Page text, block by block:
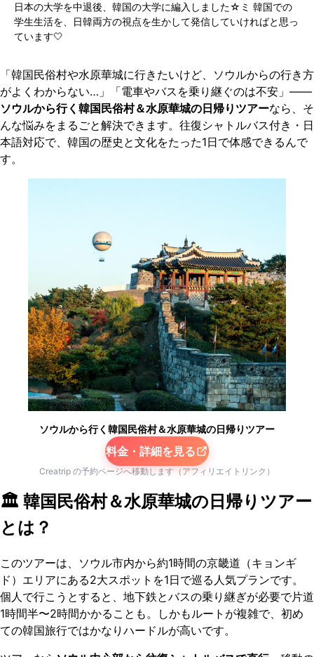
日本の大学を中退後、韓国の大学に編入しました☆ミ 韓国での
学生生活を、日韓両方の視点を生かして発信していければと思っ
ています🤍
「韓国民俗村や水原華城に行きたいけど、ソウルからの行き方
がよくわからない…」「電車やバスを乗り継ぐのは不安」——
ソウルから行く韓国民俗村＆水原華城の日帰りツアーなら、そ
んな悩みをまるごと解決できます。往復シャトルバス付き・日
本語対応で、韓国の歴史と文化をたった1日で体感できるんで
す。
ソウルから行く韓国民俗村＆水原華城の日帰りツアー
料金・詳細を見る
Creatrip の予約ページへ移動します（アフィリエイトリンク）
🏛️ 韓国民俗村＆水原華城の日帰りツアー
とは？
このツアーは、ソウル市内から約1時間の京畿道（キョンギ
ド）エリアにある2大スポットを1日で巡る人気プランです。
個人で行こうとすると、地下鉄とバスの乗り継ぎが必要で片道
1時間半〜2時間かかることも。しかもルートが複雑で、初め
ての韓国旅行ではかなりハードルが高いです。